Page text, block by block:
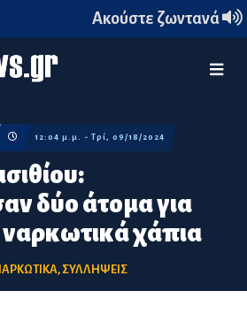
Ακούστε ζωντανά
δύο άτομα για
χάπια
12:04 μ.μ. - Τρί, 09/18/2024
, ΣΥΛΛΗΨΕΙΣ